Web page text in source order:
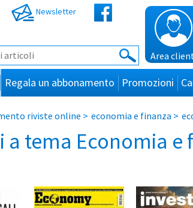
Newsletter
Area
Regala un abbonamento Promozioni
riviste online > economia e finanza >
tema Economia e